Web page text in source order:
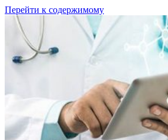
Перейти к содержимому